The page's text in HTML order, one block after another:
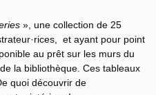
», une collection de 25
et ayant pour point
au prêt sur les murs du
la bibliothèque. Ces tableaux
quoi découvrir de